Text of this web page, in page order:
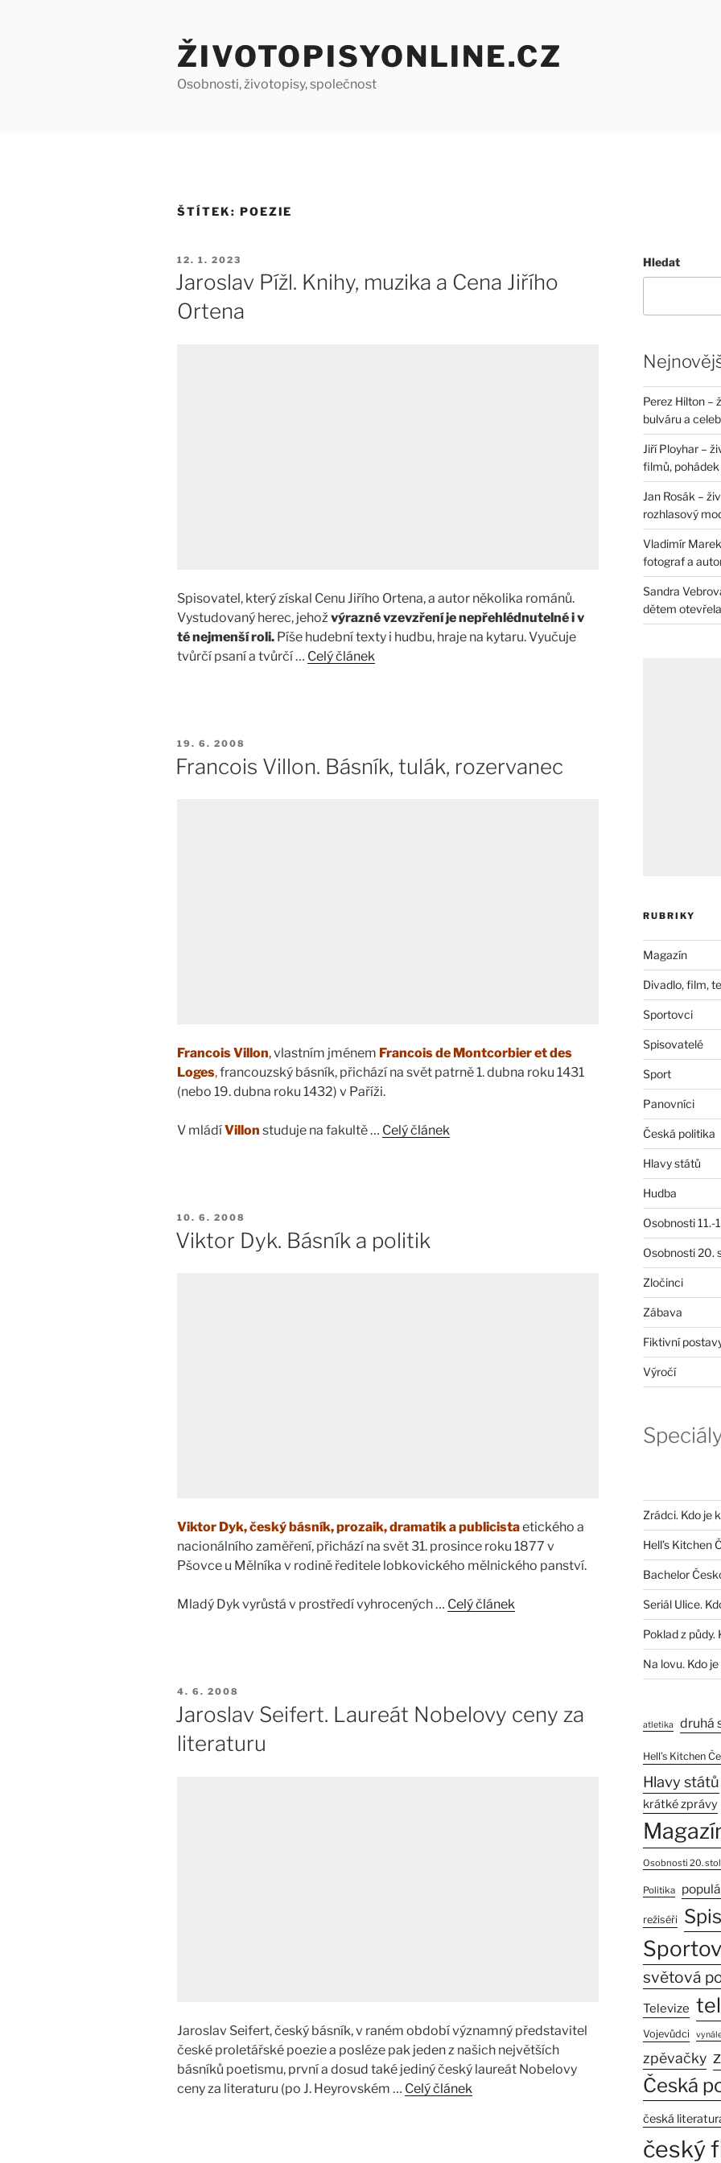
ŽIVOTOPISYONLINE.CZ
Osobnosti, životopisy, společnost
ŠTÍTEK: POEZIE
PUBLIKOVÁNO
12. 1. 2023
Jaroslav Pížl. Knihy, muzika a Cena Jiřího
Ortena
Spisovatel, který získal Cenu Jiřího Ortena, a autor několika románů.
Vystudovaný herec, jehož výrazné vzevzření je nepřehlédnutelné i v
té nejmenší roli. Píše hudební texty i hudbu, hraje na kytaru. Vyučuje
tvůrčí psaní a tvůrčí … Celý článek
PUBLIKOVÁNO
19. 6. 2008
Francois Villon. Básník, tulák, rozervanec
Francois Villon, vlastním jménem Francois de Montcorbier et des
Loges,francouzský básník, přichází na svět patrně 1. dubna roku 1431
(nebo 19. dubna roku 1432) v Paříži.
V mládíVillon studuje na fakultě … Celý článek
PUBLIKOVÁNO
10. 6. 2008
Viktor Dyk. Básník a politik
Viktor Dyk, český básník, prozaik, dramatik a publicistaetického a
nacionálního zaměření, přichází na svět 31. prosince roku 1877 v
Pšovce u Mělníka v rodině ředitele lobkovického mělnického panství.
Mladý Dyk vyrůstá v prostředí vyhrocených … Celý článek
PUBLIKOVÁNO
4. 6. 2008
Jaroslav Seifert. Laureát Nobelovy ceny za
literaturu
Jaroslav Seifert, český básník, v raném období významný představitel
české proletářské poezie a posléze pak jeden z našich největších
básníků poetismu, první a dosud také jediný český laureát Nobelovy
ceny za literaturu (po J. Heyrovském … Celý článek
Hledat
Perez Hilton –
bulváru a
Jiří Ployhar –
filmů, pohádek
Jan Rosák –
rozhlasový
Vladimír
fotograf a
Sandra
dětem
RUBRIKY
Magazín
Divadlo, film,
Sportovci
Spisovatelé
Sport
Panovníci
Česká politika
Hlavy států
Hudba
Osobnosti 11.-
Osobnosti 20.
Zločinci
Zábava
Fiktivní
Výročí
Zrádci. Kdo je
Hell’s Kitchen
Bachelor
Seriál Ulice.
Poklad z půdy.
Na lovu. Kdo
atletika druhá
Hell’s Kitchen
Hlavy států
krátké zprávy
Osobnosti 20.
Politika
režiséři
světová
Televize
Vojevůdci
zpěvačky
Česká
česká
český